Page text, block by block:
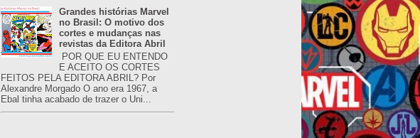
Grandes histórias Marvel
no Brasil: O motivo dos
cortes e mudanças nas
revistas da Editora Abril
POR QUE EU ENTENDO
E ACEITO OS CORTES
FEITOS PELA EDITORA ABRIL? Por
Alexandre Morgado O ano era 1967, a
Ebal tinha acabado de trazer o Uni...